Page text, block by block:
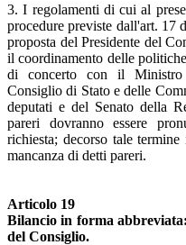
3. I regolamenti di cui al
procedure previste dall'art. 17
proposta del Presidente del
il coordinamento delle
di concerto con il Ministro
Consiglio di Stato e delle
deputati e del Senato della
pareri dovranno essere
richiesta; decorso tale
mancanza di detti pareri.
Articolo 19
Bilancio in forma
del Consiglio.